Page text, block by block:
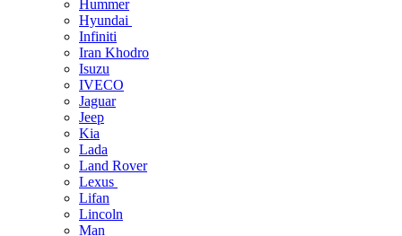
Hummer
Hyundai
Infiniti
Iran Khodro
Isuzu
IVECO
Jaguar
Jeep
Kia
Lada
Land Rover
Lexus
Lifan
Lincoln
Man